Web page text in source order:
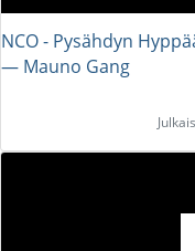
NCO - Pysähdyn
― Mauno Gang